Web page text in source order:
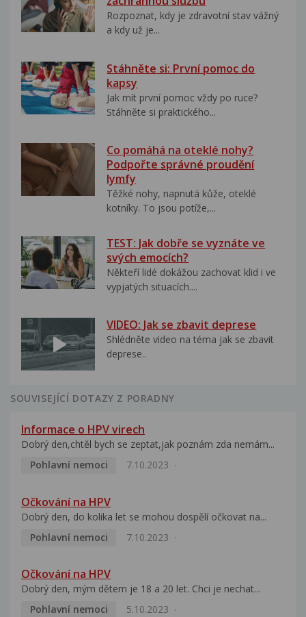
Rozpoznat, kdy je zdravotní stav vážný
a kdy už je...
Stáhněte si: První pomoc do
kapsy
Jak mít první pomoc vždy po ruce?
Stáhněte si praktického...
Co pomáhá na oteklé nohy?
Podpořte správné proudění
lymfy
Těžké nohy, napnutá kůže, oteklé
kotníky. To jsou potíže,...
TEST: Jak dobře se vyznáte ve
svých emocích?
Někteří lidé dokážou zachovat klid i ve
vypjatých situacích....
VIDEO: Jak se zbavit deprese
Shlédněte video na téma jak se zbavit
deprese..
SOUVISEJÍCÍ DOTAZY Z PORADNY
Informace o HPV virech
Dobrý den,chtěl bych se zeptat,jak poznám zda nemám...
Pohlavní nemoci
7.10.2023
Očkování na HPV
Dobrý den, do kolika let se mohou dospělí očkovat na...
Pohlavní nemoci
7.10.2023
Očkování na HPV
Dobrý den, mým dětem je 18 a 20 let. Chci je nechat...
Pohlavní nemoci
5.10.2023